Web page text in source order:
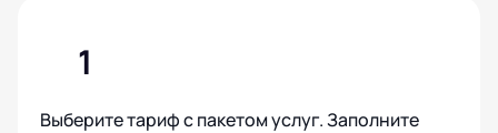
1
Выберите тариф с пакетом услуг. Заполните